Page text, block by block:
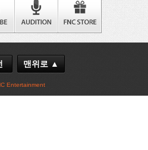
맨위로 ▲
Entertainment